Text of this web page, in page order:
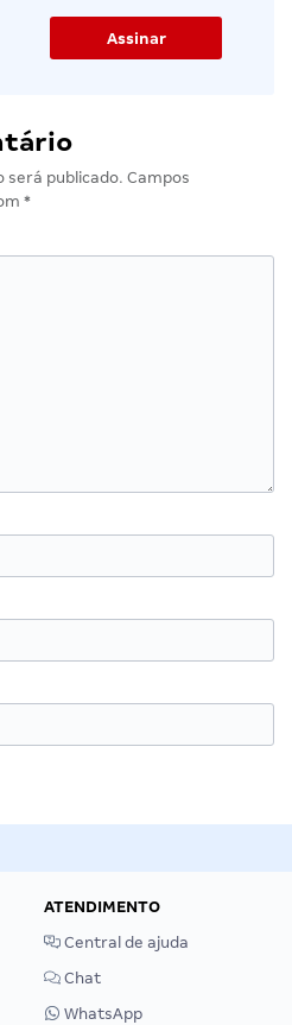
será publicado. Campos
*
ATENDIMENTO
Central de ajuda
Chat
WhatsApp